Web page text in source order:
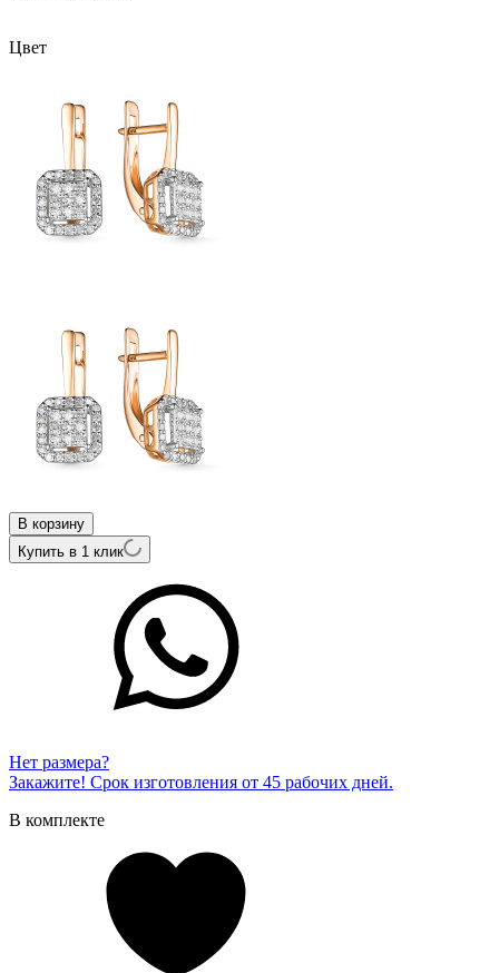
Цвет
В корзину
Купить в 1 клик
Нет размера?
Закажите! Срок изготовления от 45 рабочих дней.
В комплекте